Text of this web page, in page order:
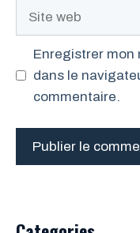
Site
Enregistrer mon
dans le
commentaire.